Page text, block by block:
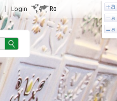
Login Ro